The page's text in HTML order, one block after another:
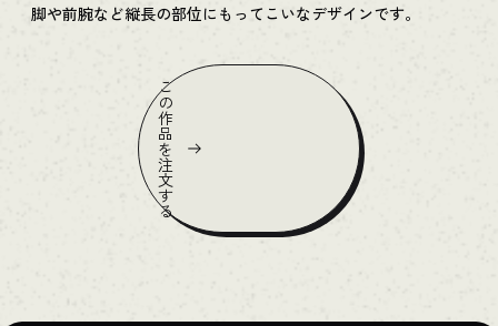
脚や前腕など縦長の部位にもってこいなデザインです。
こ
の
作
品
を
注
文
す
る